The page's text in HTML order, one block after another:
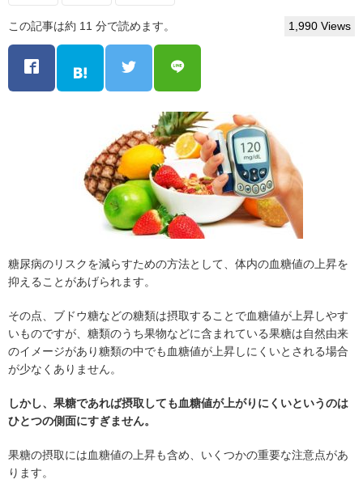
この記事は約 11 分で読めます。 1,990 Views
糖尿病のリスクを減らすための方法として、体内の血糖値の上昇を
抑えることがあげられます。
その点、ブドウ糖などの糖類は摂取することで血糖値が上昇しやす
いものですが、糖類のうち果物などに含まれている果糖は自然由来
のイメージがあり糖類の中でも血糖値が上昇しにくいとされる場合
が少なくありません。
しかし、果糖であれば摂取しても血糖値が上がりにくいというのは
ひとつの側面にすぎません。
果糖の摂取には血糖値の上昇も含め、いくつかの重要な注意点があ
ります。